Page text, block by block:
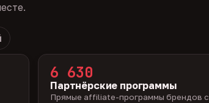
6 630
Партнёрские программы
Прямые affiliate-программы брендов с